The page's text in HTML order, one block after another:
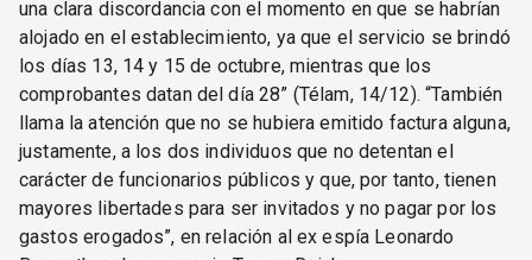
una clara discordancia con el momento en que se habrían
alojado en el establecimiento, ya que el servicio se brindó
los días 13, 14 y 15 de octubre, mientras que los
comprobantes datan del día 28” (Télam, 14/12). “También
llama la atención que no se hubiera emitido factura alguna,
justamente, a los dos individuos que no detentan el
carácter de funcionarios públicos y que, por tanto, tienen
mayores libertades para ser invitados y no pagar por los
gastos erogados”, en relación al ex espía Leonardo